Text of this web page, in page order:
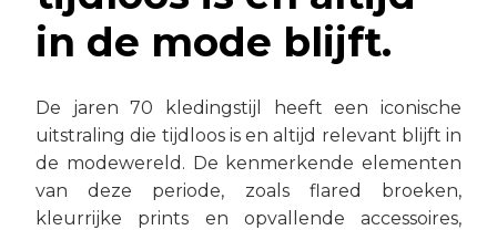
in de mode blijft.
De jaren 70 kledingstijl heeft een iconische
uitstraling die tijdloos is en altijd relevant blijft in
de modewereld. De kenmerkende elementen
van deze periode, zoals flared broeken,
kleurrijke prints en opvallende accessoires,